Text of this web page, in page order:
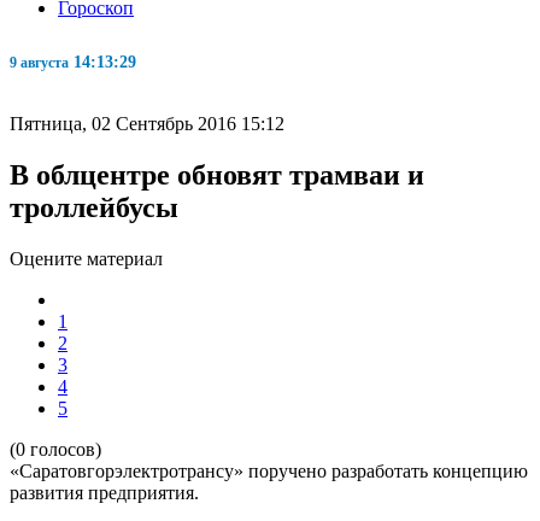
Гороскоп
9 августа 14:13:30
Пятница, 02 Сентябрь 2016 15:12
В облцентре обновят трамваи и
троллейбусы
Оцените материал
1
2
3
4
5
(0 голосов)
«Саратовгорэлектротрансу» поручено разработать концепцию
развития предприятия.